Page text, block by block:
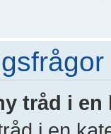
tråd i en